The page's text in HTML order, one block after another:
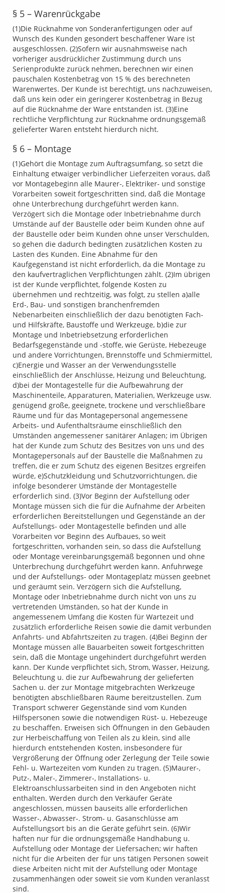
§ 5 – Warenrückgabe
(1)Die Rücknahme von Sonderanfertigungen oder auf
Wunsch des Kunden gesondert beschaffener Ware ist
ausgeschlossen. (2)Sofern wir ausnahmsweise nach
vorheriger ausdrücklicher Zustimmung durch uns
Serienprodukte zurück nehmen, berechnen wir einen
pauschalen Kostenbetrag von 15 % des berechneten
Warenwertes. Der Kunde ist berechtigt, uns nachzuweisen,
daß uns kein oder ein geringerer Kostenbetrag in Bezug
auf die Rücknahme der Ware entstanden ist. (3)Eine
rechtliche Verpflichtung zur Rücknahme ordnungsgemäß
gelieferter Waren entsteht hierdurch nicht.
§ 6 – Montage
(1)Gehört die Montage zum Auftragsumfang, so setzt die
Einhaltung etwaiger verbindlicher Lieferzeiten voraus, daß
vor Montagebeginn alle Maurer-, Elektriker- und sonstige
Vorarbeiten soweit fortgeschritten sind, daß die Montage
ohne Unterbrechung durchgeführt werden kann.
Verzögert sich die Montage oder Inbetriebnahme durch
Umstände auf der Baustelle oder beim Kunden ohne auf
der Baustelle oder beim Kunden ohne unser Verschulden,
so gehen die dadurch bedingten zusätzlichen Kosten zu
Lasten des Kunden. Eine Abnahme für den
Kaufgegenstand ist nicht erforderlich, da die Montage zu
den kaufvertraglichen Verpflichtungen zählt. (2)Im übrigen
ist der Kunde verpflichtet, folgende Kosten zu
übernehmen und rechtzeitig, was folgt, zu stellen a)alle
Erd-, Bau- und sonstigen branchenfremden
Nebenarbeiten einschließlich der dazu benötigten Fach-
und Hilfskräfte, Baustoffe und Werkzeuge, b)die zur
Montage und Inbetriebsetzung erforderlichen
Bedarfsgegenstände und -stoffe, wie Gerüste, Hebezeuge
und andere Vorrichtungen, Brennstoffe und Schmiermittel,
c)Energie und Wasser an der Verwendungsstelle
einschließlich der Anschlüsse, Heizung und Beleuchtung,
d)bei der Montagestelle für die Aufbewahrung der
Maschinenteile, Apparaturen, Materialien, Werkzeuge usw.
genügend große, geeignete, trockene und verschließbare
Räume und für das Montagepersonal angemessene
Arbeits- und Aufenthaltsräume einschließlich den
Umständen angemessener sanitärer Anlagen; im Übrigen
hat der Kunde zum Schutz des Besitzes von uns und des
Montagepersonals auf der Baustelle die Maßnahmen zu
treffen, die er zum Schutz des eigenen Besitzes ergreifen
würde, e)Schutzkleidung und Schutzvorrichtungen, die
infolge besonderer Umstände der Montagestelle
erforderlich sind. (3)Vor Beginn der Aufstellung oder
Montage müssen sich die für die Aufnahme der Arbeiten
erforderlichen Bereitstellungen und Gegenstände an der
Aufstellungs- oder Montagestelle befinden und alle
Vorarbeiten vor Beginn des Aufbaues, so weit
fortgeschritten, vorhanden sein, so dass die Aufstellung
oder Montage vereinbarungsgemäß begonnen und ohne
Unterbrechung durchgeführt werden kann. Anfuhrwege
und der Aufstellungs- oder Montageplatz müssen geebnet
und geräumt sein. Verzögern sich die Aufstellung,
Montage oder Inbetriebnahme durch nicht von uns zu
vertretenden Umständen, so hat der Kunde in
angemessenem Umfang die Kosten für Wartezeit und
zusätzlich erforderliche Reisen sowie die damit verbunden
Anfahrts- und Abfahrtszeiten zu tragen. (4)Bei Beginn der
Montage müssen alle Bauarbeiten soweit fortgeschritten
sein, daß die Montage ungehindert durchgeführt werden
kann. Der Kunde verpflichtet sich, Strom, Wasser, Heizung,
Beleuchtung u. die zur Aufbewahrung der gelieferten
Sachen u. der zur Montage mitgebrachten Werkzeuge
benötigten abschließbaren Räume bereitzustellen. Zum
Transport schwerer Gegenstände sind vom Kunden
Hilfspersonen sowie die notwendigen Rüst- u. Hebezeuge
zu beschaffen. Erweisen sich Öffnungen in den Gebäuden
zur Herbeischaffung von Teilen als zu klein, sind alle
hierdurch entstehenden Kosten, insbesondere für
Vergrößerung der Öffnung oder Zerlegung der Teile sowie
Fehl- u. Wartezeiten vom Kunden zu tragen. (5)Maurer-,
Putz-, Maler-, Zimmerer-, Installations- u.
Elektroanschlussarbeiten sind in den Angeboten nicht
enthalten. Werden durch den Verkäufer Geräte
angeschlossen, müssen bauseits alle erforderlichen
Wasser-, Abwasser-. Strom- u. Gasanschlüsse am
Aufstellungsort bis an die Geräte geführt sein. (6)Wir
haften nur für die ordnungsgemäße Handhabung u.
Aufstellung oder Montage der Liefersachen; wir haften
nicht für die Arbeiten der für uns tätigen Personen soweit
diese Arbeiten nicht mit der Aufstellung oder Montage
zusammenhängen oder soweit sie vom Kunden veranlasst
sind.